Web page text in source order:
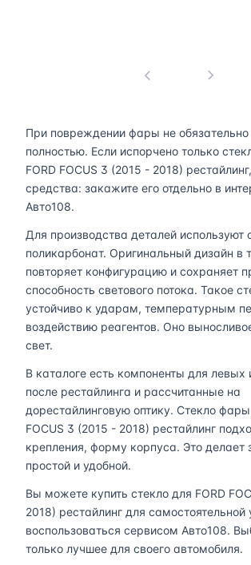
При повреждении фары не обязательно
полностью. Если испорчено только
FORD FOCUS 3 (2015 - 2018)
средства: закажите его отдельно в
Авто108.
Для производства деталей используют
поликарбонат. Оригинальный дизайн в
повторяет конфигурацию и сохраняет
способность светового потока. Такое
устойчиво к ударам, температурным
воздействию реагентов. Оно
свет.
В каталоге есть компоненты для
после рестайлинга и рассчитанные на
дорестайлинговую оптику. Стекло
FOCUS 3 (2015 - 2018) рестайлинг
крепления, форму корпуса. Это делает
простой и удобной.
Вы можете купить стекло для FORD
2018) рестайлинг для самостоятельной
воспользоваться сервисом Авто108.
только лучшее для своего автомобиля.